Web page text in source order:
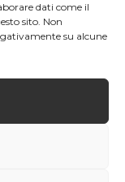
dati come il
sito. Non
su alcune